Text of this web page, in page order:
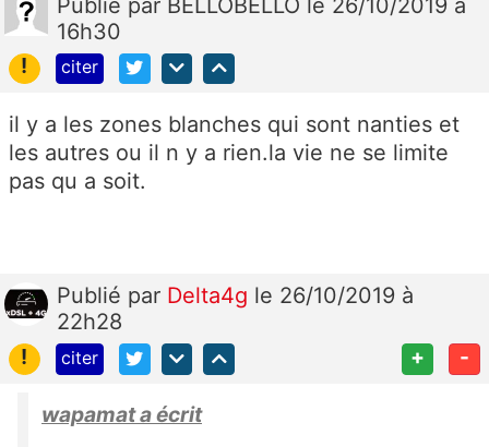
16h30
!
citer
il y a les zones blanches qui sont nanties et
les autres ou il n y a rien.la vie ne se limite
pas qu a soit.
Publié par Delta4g le 26/10/2019 à
22h28
!
citer + -
wapamat a écrit